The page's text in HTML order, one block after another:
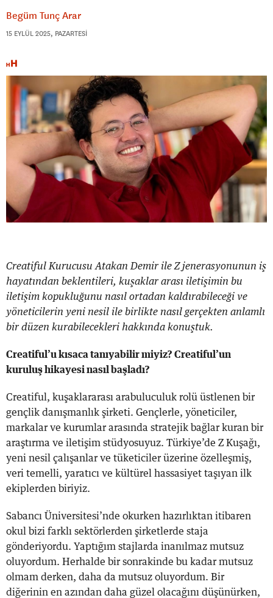
Begüm Tunç Arar
15 EYLÜL 2025, PAZARTESI
Creatiful Kurucusu Atakan Demir ile Z jenerasyonunun iş
hayatından beklentileri, kuşaklar arası iletişimin bu
iletişim kopukluğunu nasıl ortadan kaldırabileceği ve
yöneticilerin yeni nesil ile birlikte nasıl gerçekten anlamlı
bir düzen kurabilecekleri hakkında konuştuk.
Creatiful’u kısaca tanıyabilir miyiz? Creatiful’un
kuruluş hikayesi nasıl başladı?
Creatiful, kuşaklararası arabuluculuk rolü üstlenen bir
gençlik danışmanlık şirketi. Gençlerle, yöneticiler,
markalar ve kurumlar arasında stratejik bağlar kuran bir
araştırma ve iletişim stüdyosuyuz. Türkiye’de Z Kuşağı,
yeni nesil çalışanlar ve tüketiciler üzerine özelleşmiş,
veri temelli, yaratıcı ve kültürel hassasiyet taşıyan ilk
ekiplerden biriyiz.
Sabancı Üniversitesi’nde okurken hazırlıktan itibaren
okul bizi farklı sektörlerden şirketlerde staja
gönderiyordu. Yaptığım stajlarda inanılmaz mutsuz
oluyordum. Herhalde bir sonrakinde bu kadar mutsuz
olmam derken, daha da mutsuz oluyordum. Bir
diğerinin en azından daha güzel olacağını düşünürken,